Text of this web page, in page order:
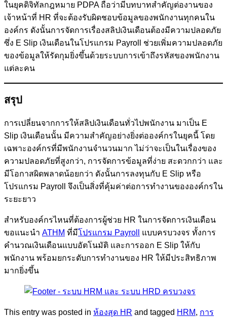
ในยุคดิจิทัลกฎหมาย PDPA ถือว่ามีบทบาทสำคัญต่องานของ
เจ้าหน้าที่ HR ที่จะต้องรับผิดชอบข้อมูลของพนักงานทุกคนใน
องค์กร ดังนั้นการจัดการเรื่องสลิปเงินเดือนต้องมีความปลอดภัย
ซึ่ง E Slip เงินเดือนในโปรแกรม Payroll ช่วยเพิ่มความปลอดภัย
ของข้อมูลให้รัดกุมยิ่งขึ้นด้วยระบบการเข้าถึงรหัสของพนักงาน
แต่ละคน
สรุป
การเปลี่ยนจากการให้สลิปเงินเดือนทั่วไปพนักงาน มาเป็น E
Slip เงินเดือนนั้น มีความสำคัญอย่างยิ่งต่อองค์กรในยุคนี้ โดย
เฉพาะองค์กรที่มีพนักงานจำนวนมาก ไม่ว่าจะเป็นในเรื่องของ
ความปลอดภัยที่สูงกว่า, การจัดการข้อมูลที่ง่าย สะดวกกว่า และ
มีโอกาสผิดพลาดน้อยกว่า ดังนั้นการลงทุนกับ E Slip หรือ
โปรแกรม Payroll จึงเป็นสิ่งที่คุ้มค่าต่อการทำงานขององค์กรใน
ระยะยาว
สำหรับองค์กรไหนที่ต้องการผู้ช่วย HR ในการจัดการเงินเดือน
ขอแนะนำ ATHM ที่มีโปรแกรม Payroll
แบบครบวงจร ทั้งการ
คำนวณเงินเดือนแบบอัตโนมัติ และการออก E Slip ให้กับ
พนักงาน พร้อมยกระดับการทำงานของ HR ให้มีประสิทธิภาพ
มากยิ่งขึ้น
This entry was posted in ห้องสุด HR and tagged HRM, การ